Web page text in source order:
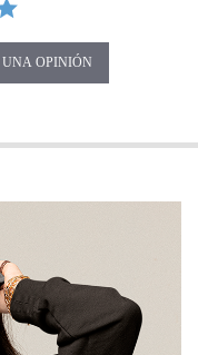
UNA OPINIÓN